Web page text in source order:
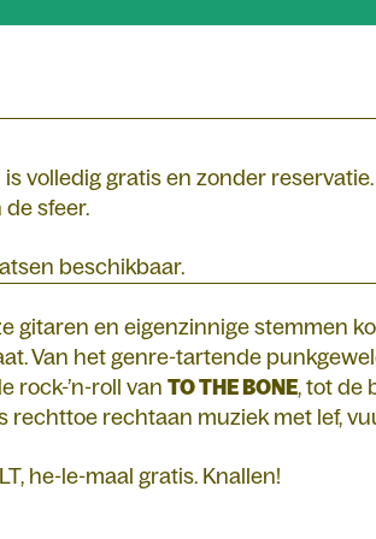
volledig gratis en zonder
sfeer.
beschikbaar.
gitaren en eigenzinnige stemmen
Van het genre-tartende
rock-’n-roll van TO THE BONE, tot de
rechttoe rechtaan muziek met lef,
he-le-maal gratis. Knallen!